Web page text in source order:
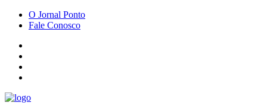
O Jornal Ponto
Fale Conosco